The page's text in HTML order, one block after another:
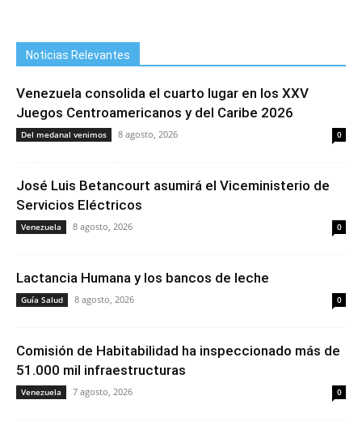
Noticias Relevantes
Venezuela consolida el cuarto lugar en los XXV
Juegos Centroamericanos y del Caribe 2026
Del medanal venimos 8 agosto, 2026 0
José Luis Betancourt asumirá el Viceministerio de
Servicios Eléctricos
Venezuela 8 agosto, 2026 0
Lactancia Humana y los bancos de leche
Guía Salud 8 agosto, 2026 0
Comisión de Habitabilidad ha inspeccionado más de
51.000 mil infraestructuras
Venezuela 7 agosto, 2026 0